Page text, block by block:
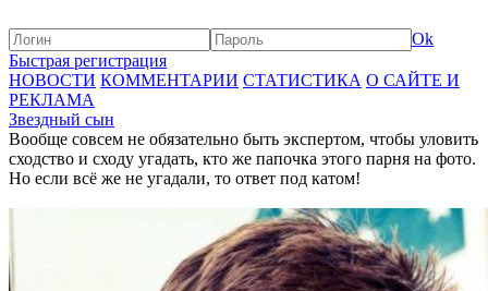
Ok
Быстрая регистрация
НОВОСТИ КОММЕНТАРИИ СТАТИСТИКА О САЙТЕ И
РЕКЛАМА
Звездный сын
Вообще совсем не обязательно быть экспертом, чтобы уловить
сходство и сходу угадать, кто же папочка этого парня на фото.
Но если всё же не угадали, то ответ под катом!